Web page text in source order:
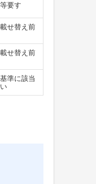
要す
せ替え前
せ替え前
準に該当